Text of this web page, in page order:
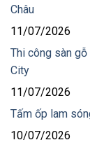
Châu
11/07/2026
Thi công sàn
City
11/07/2026
Tấm ốp lam
10/07/2026